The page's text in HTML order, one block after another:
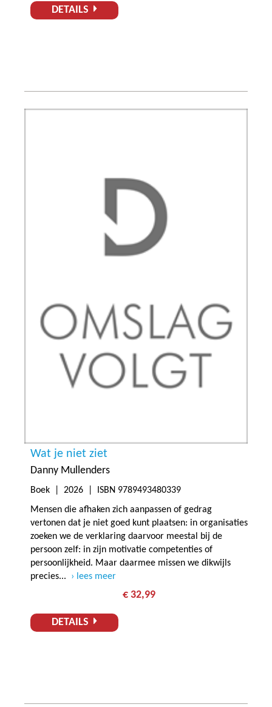
DETAILS
Wat je niet ziet
Danny Mullenders
Boek | 2026 | ISBN 9789493480339
Mensen die afhaken zich aanpassen of gedrag
vertonen dat je niet goed kunt plaatsen: in organisaties
zoeken we de verklaring daarvoor meestal bij de
persoon zelf: in zijn motivatie competenties of
persoonlijkheid. Maar daarmee missen we dikwijls
precies...
lees meer
€ 32,99
DETAILS